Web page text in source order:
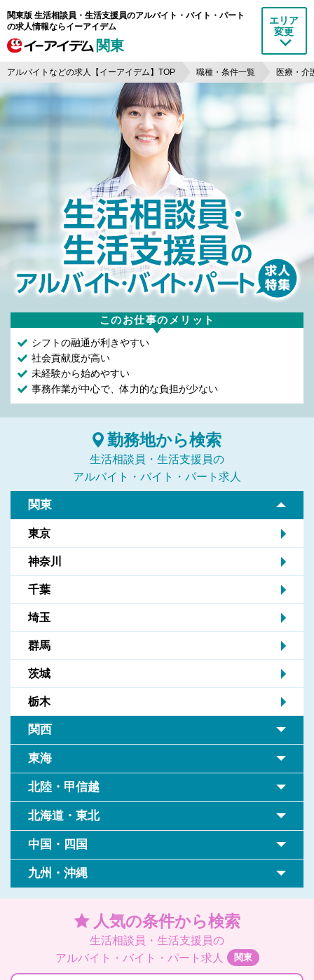
関東版 生活相談員・生活支援員のアルバイト・バイト・パート
の求人情報ならイーアイデム
関東
エリア
変更
アルバイトなどの求人【イーアイデム】TOP 職種・条件一覧 医療・介
このお仕事のメリット
シフトの融通が利きやすい
社会貢献度が高い
未経験から始めやすい
事務作業が中心で、体力的な負担が少ない
勤務地から検索
生活相談員・生活支援員の
アルバイト・バイト・パート求人
関東
東京
神奈川
千葉
埼玉
群馬
茨城
栃木
関西
東海
北陸・甲信越
北海道・東北
中国・四国
九州・沖縄
人気の条件から検索
生活相談員・生活支援員の
アルバイト・バイト・パート求人
関東